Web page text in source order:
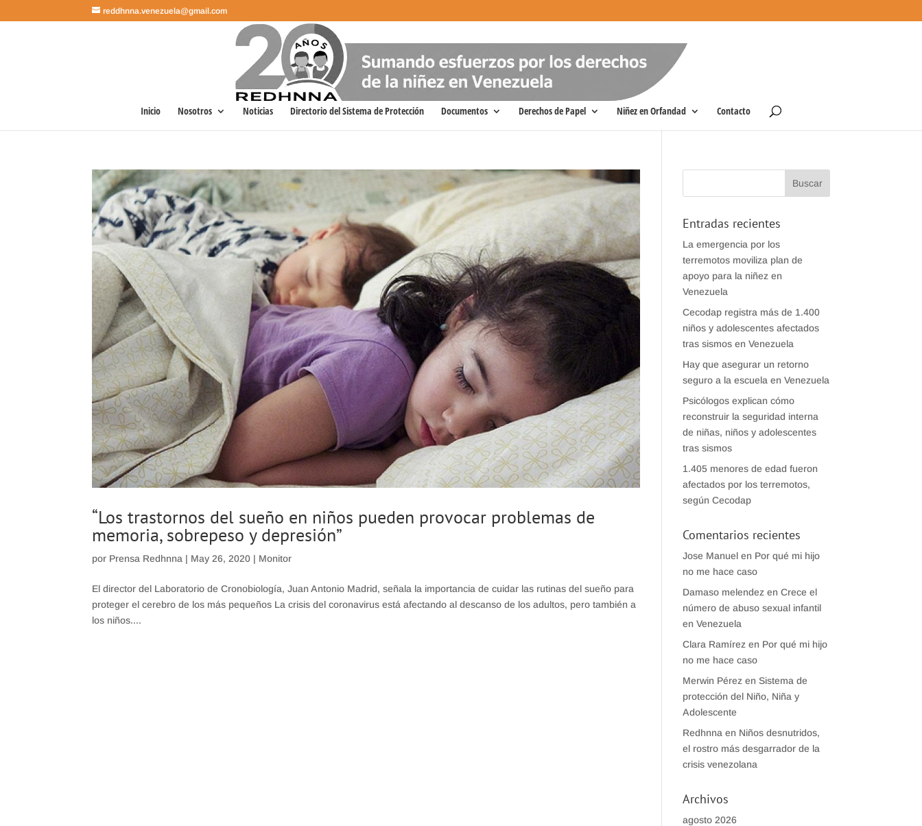
reddhnna.venezuela@gmail.com
Inicio Nosotros Noticias Directorio del Sistema de Protección Documentos Derechos de Papel Niñez en Orfandad Contacto
“Los trastornos del sueño en niños pueden provocar problemas de
memoria, sobrepeso y depresión”
por Prensa Redhnna | May 26, 2020 | Monitor
El director del Laboratorio de Cronobiología, Juan Antonio Madrid, señala la importancia de cuidar las rutinas del sueño para
proteger el cerebro de los más pequeños La crisis del coronavirus está afectando al descanso de los adultos, pero también a
los niños....
Entradas recientes
La emergencia por los
terremotos moviliza plan de
apoyo para la niñez en
Venezuela
Cecodap registra más de 1.400
niños y adolescentes afectados
tras sismos en Venezuela
Hay que asegurar un retorno
seguro a la escuela en Venezuela
Psicólogos explican cómo
reconstruir la seguridad interna
de niñas, niños y adolescentes
tras sismos
1.405 menores de edad fueron
afectados por los terremotos,
según Cecodap
Comentarios recientes
Jose Manuelen Por qué mi hijo
no me hace caso
Damaso melendez en Crece el
número de abuso sexual infantil
en Venezuela
Clara Ramírez en Por qué mi hijo
no me hace caso
Merwin Pérez en Sistema de
protección del Niño, Niña y
Adolescente
Redhnna en Niños desnutridos,
el rostro más desgarrador de la
crisis venezolana
Archivos
agosto 2026